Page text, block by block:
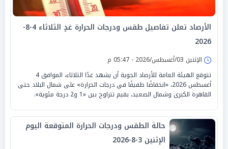
الأرصاد تعلن تفاصيل طقس ودرجات الحرارة غدٍ الثلاثاء 4-8-
2026
الإثنين 03/أغسطس/2026 - 05:47 م
تتوقع الهيئة العامة للأرصاد الجوية أن يشهد غدًا الثلاثاء، الموافق 4
أغسطس 2026، «انخفاضًا طفيفًا في درجات الحرارة» على شمال البلاد حتى
القاهرة الكبرى وشمال الصعيد، بقيم تتراوح بين «1 و2 درجة مئوية».
حالة الطقس ودرجات الحرارة المتوقعة اليوم
الإثنين 3-8-2026